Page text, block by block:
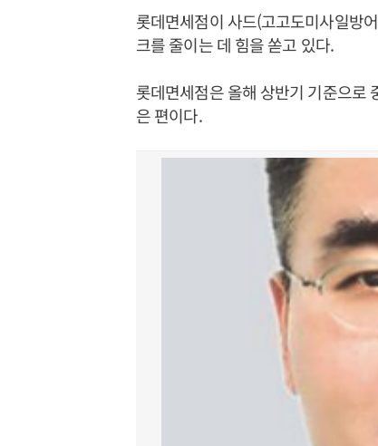
롯데면세점이 사드(고고도미사일방
크를 줄이는 데 힘을 쏟고 있다.
롯데면세점은 올해 상반기 기준으로
은 편이다.